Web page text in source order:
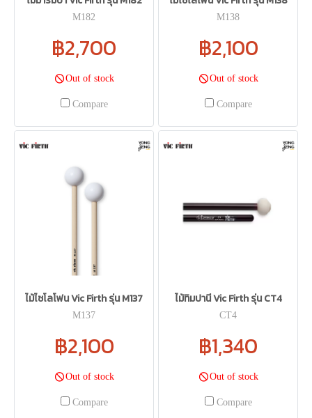
M182
฿2,700
Out of stock
Compare
M138
฿2,100
Out of stock
Compare
ไม้ไซโลโฟน Vic Firth รุ่น M137
M137
฿2,100
Out of stock
Compare
ไม้ทิมปานี Vic Firth รุ่น CT4
CT4
฿1,340
Out of stock
Compare